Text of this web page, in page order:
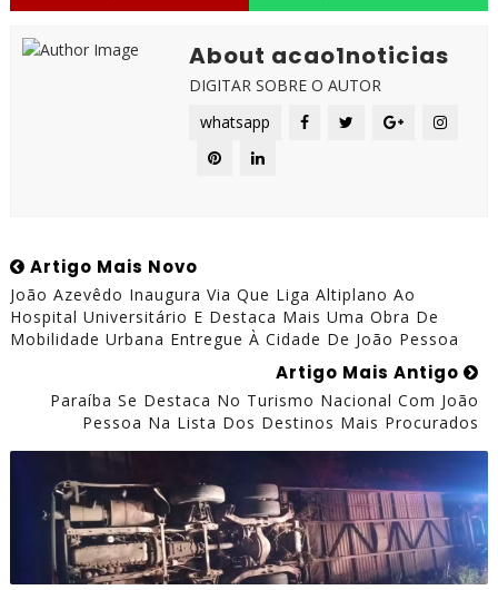
About acao1noticias
DIGITAR SOBRE O AUTOR
whatsapp
Artigo Mais Novo
João Azevêdo Inaugura Via Que Liga Altiplano Ao
Hospital Universitário E Destaca Mais Uma Obra De
Mobilidade Urbana Entregue À Cidade De João Pessoa
Artigo Mais Antigo
Paraíba Se Destaca No Turismo Nacional Com João
Pessoa Na Lista Dos Destinos Mais Procurados